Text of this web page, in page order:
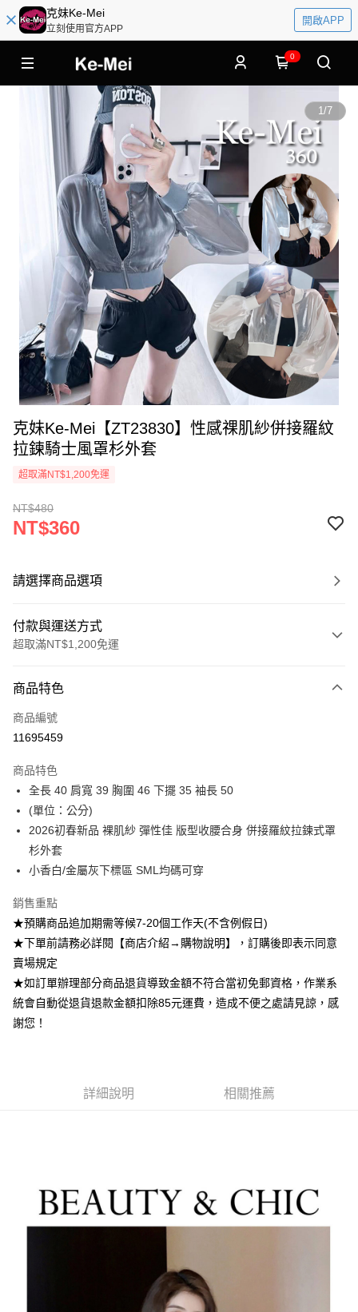
克妹Ke-Mei
立刻使用官方APP
開啟APP
0
1/7
克妹Ke-Mei【ZT23830】性感祼肌紗併接羅紋
拉鍊騎士風罩杉外套
超取滿NT$1,200免運
NT$480
NT$360
請選擇商品選項
付款與運送方式
超取滿NT$1,200免運
信用卡一次付款
超商取貨付款
ATM付款
運送方式
全家付款取貨
每筆NT$85，滿NT$1,200(含以上)免運費
付款後全家取貨
每筆NT$85，滿NT$1,200(含以上)免運費
每筆NT$85，滿NT$1,200(含以上)免運費
付款後7-11取貨
每筆NT$85，滿NT$1,200(含以上)免運費
商品特色
商品編號
11695459
商品特色
全長 40 肩寬 39 胸圍 46 下擺 35 袖長 50
(單位：公分)
2026初春新品 裸肌紗 彈性佳 版型收腰合身 併接羅紋拉鍊式罩
杉外套
小香白/金屬灰下標區 SML均碼可穿
銷售重點
★預購商品追加期需等候7-20個工作天(不含例假日)
★下單前請務必詳閱【商店介紹→購物說明】，訂購後即表示同意
賣場規定
★如訂單辦理部分商品退貨導致金額不符合當初免郵資格，作業系
統會自動從退貨退款金額扣除85元運費，造成不便之處請見諒，感
謝您！
詳細說明 相關推薦